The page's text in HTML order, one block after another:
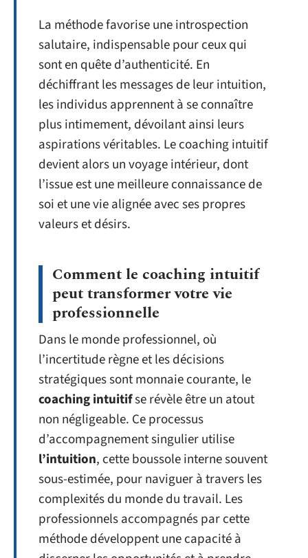
La méthode favorise une introspection
salutaire, indispensable pour ceux qui
sont en quête d’authenticité. En
déchiffrant les messages de leur intuition,
les individus apprennent à se connaître
plus intimement, dévoilant ainsi leurs
aspirations véritables. Le coaching intuitif
devient alors un voyage intérieur, dont
l’issue est une meilleure connaissance de
soi et une vie alignée avec ses propres
valeurs et désirs.
Comment le coaching intuitif
peut transformer votre vie
professionnelle
Dans le monde professionnel, où
l’incertitude règne et les décisions
stratégiques sont monnaie courante, le
coaching intuitifse révèle être un atout
non négligeable. Ce processus
d’accompagnement singulier utilise
l’intuition, cette boussole interne souvent
sous-estimée, pour naviguer à travers les
complexités du monde du travail. Les
professionnels accompagnés par cette
méthode développent une capacité à